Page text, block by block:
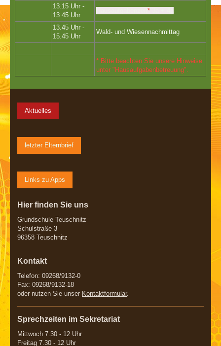
13.15 Uhr -
13.45 Uhr
*
13.45 Uhr -
15.45 Uhr
Wald- und Wiesennachmittag
* Bitte beachten Sie unsere Hinweise
unter "Hausaufgabenbetreuung".
Aktuelles
letzter Elternbrief
Links zu Apps
Hier finden Sie uns
Grundschule Teuschnitz
Schulstraße 3
96358 Teuschnitz
Kontakt
Telefon: 09268/9132-0
Fax: 09268/9132-18
oder nutzen Sie unser Kontaktformular.
Sprechzeiten im Sekretariat
Mittwoch 7.30 - 12 Uhr
Freitag 7.30 - 12 Uhr